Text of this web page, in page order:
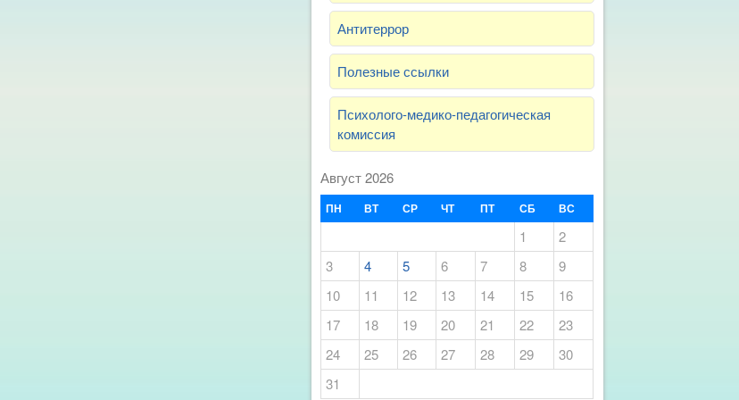
Антитеррор
Полезные ссылки
Психолого-медико-педагогическая
комиссия
Август 2026
ПН ВТ СР ЧТ ПТ СБ ВС
1
2
3
4 5 6 7 8
9
10
11 12 13 14 15
16
17
18 19 20 21 22
23
24
25 26 27 28 29
30
31